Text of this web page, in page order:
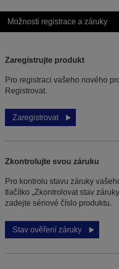
Možnosti registrace a záruky
Zaregistrujte produkt
Pro registraci vašeho nového
Registrovat.
Zaregistrovat
Zkontrolujte svou záruku
Pro kontrolu stavu záruky
tlačítko „Zkontrolovat stav
zadejte sériové číslo produktu.
Stav ověření záruky